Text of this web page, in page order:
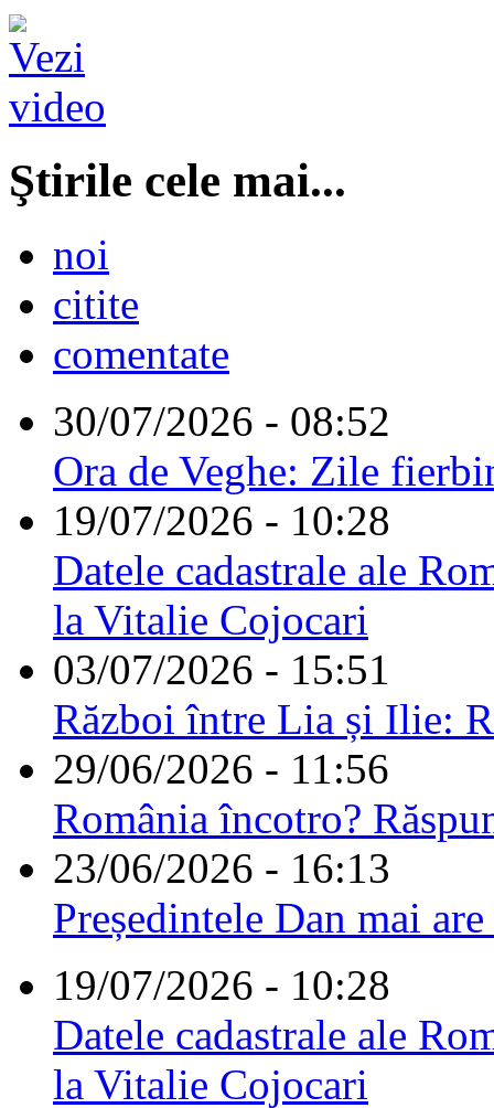
Ştirile cele mai...
noi
citite
comentate
30/07/2026 - 08:52
Ora de Veghe: Zile
19/07/2026 - 10:28
Datele cadastrale ale
la Vitalie Cojocari
03/07/2026 - 15:51
Război între Lia și Ilie:
29/06/2026 - 11:56
România încotro?
23/06/2026 - 16:13
Președintele Dan mai
19/07/2026 - 10:28
Datele cadastrale ale
la Vitalie Cojocari